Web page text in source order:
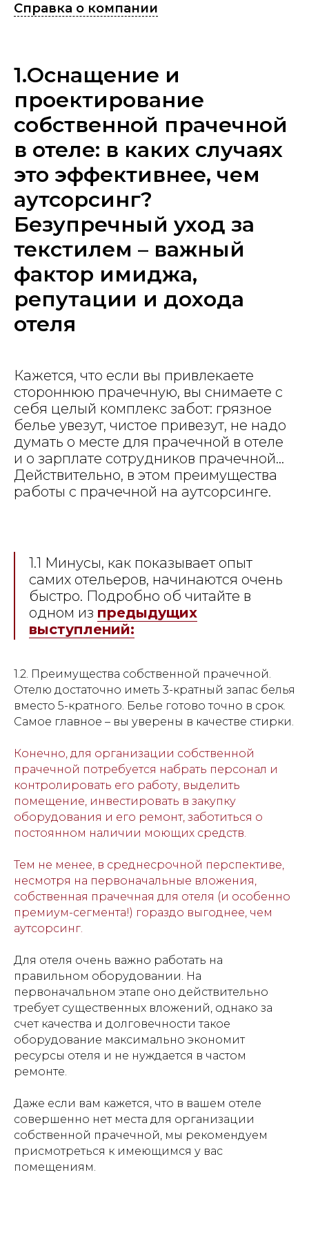
Справка о компании
1.Оснащение и
проектирование
собственной прачечной
в отеле: в каких случаях
это эффективнее, чем
аутсорсинг?
Безупречный уход за
текстилем – важный
фактор имиджа,
репутации и дохода
отеля
Кажется, что если вы привлекаете
стороннюю прачечную, вы снимаете с
себя целый комплекс забот: грязное
белье увезут, чистое привезут, не надо
думать о месте для прачечной в отеле
и о зарплате сотрудников прачечной…
Действительно, в этом преимущества
работы с прачечной на аутсорсинге.
1.1 Минусы, как показывает опыт
самих отельеров, начинаются очень
быстро. Подробно об читайте в
одном из предыдущих
выступлений:
1.2. Преимущества собственной прачечной.
Отелю достаточно иметь 3-кратный запас белья
вместо 5-кратного. Белье готово точно в срок.
Самое главное – вы уверены в качестве стирки.
Конечно, для организации собственной
прачечной потребуется набрать персонал и
контролировать его работу, выделить
помещение, инвестировать в закупку
оборудования и его ремонт, заботиться о
постоянном наличии моющих средств.
Тем не менее, в среднесрочной перспективе,
несмотря на первоначальные вложения,
собственная прачечная для отеля (и особенно
премиум-сегмента!) гораздо выгоднее, чем
аутсорсинг.
Для отеля очень важно работать на
правильном оборудовании. На
первоначальном этапе оно действительно
требует существенных вложений, однако за
счет качества и долговечности такое
оборудование максимально экономит
ресурсы отеля и не нуждается в частом
ремонте.
Даже если вам кажется, что в вашем отеле
совершенно нет места для организации
собственной прачечной, мы рекомендуем
присмотреться к имеющимся у вас
помещениям.